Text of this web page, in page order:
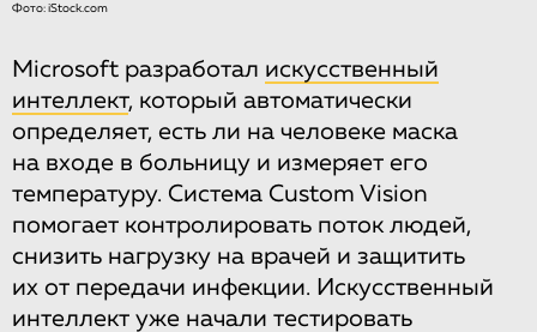
Фото: iStock.com
Microsoft разработал искусственный
интеллект, который автоматически
определяет, есть ли на человеке маска
на входе в больницу и измеряет его
температуру. Система Custom Vision
помогает контролировать поток людей,
снизить нагрузку на врачей и защитить
их от передачи инфекции. Искусственный
интеллект уже начали тестировать